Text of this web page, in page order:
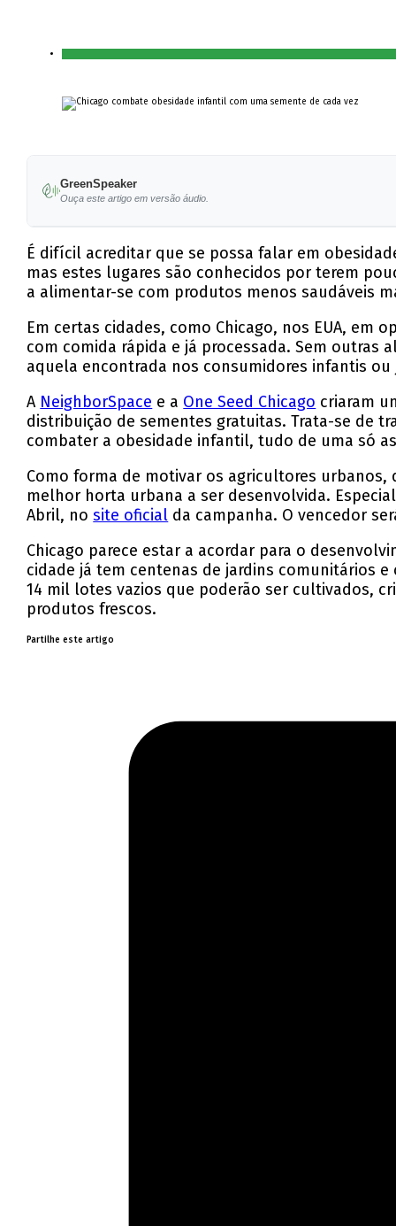
GreenSpeaker
Ouça este artigo em versão áudio.
É difícil acreditar que se possa falar em
mas estes lugares são conhecidos por terem
a alimentar-se com produtos menos saudáveis
Em certas cidades, como Chicago, nos EUA, em
com comida rápida e já processada. Sem
aquela encontrada nos consumidores infantis
A NeighborSpace e a One Seed Chicago criaram
distribuição de sementes gratuitas. Trata-se de
combater a obesidade infantil, tudo de uma só
Como forma de motivar os agricultores
melhor horta urbana a ser desenvolvida.
Abril, nosite oficial da campanha. O vencedor
Chicago parece estar a acordar para o
cidade já tem centenas de jardins comunitários
14 mil lotes vazios que poderão ser cultivados,
produtos frescos.
Partilhe este artigo